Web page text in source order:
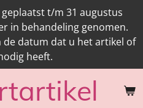
t/m 31 augustus
in behandeling genomen.
datum dat u het artikel of
heeft.